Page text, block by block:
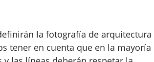
la fotografía de arquitectura
tener en cuenta que en la mayoría